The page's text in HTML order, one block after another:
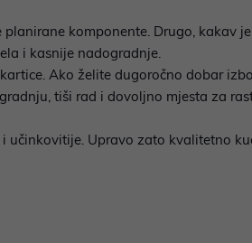
komponente. Drugo, kakav
i kasnije nadogradnje.
Ako želite dugoročno dobar
tiši rad i dovoljno mjesta za
učinkovitije. Upravo zato kvalitetno